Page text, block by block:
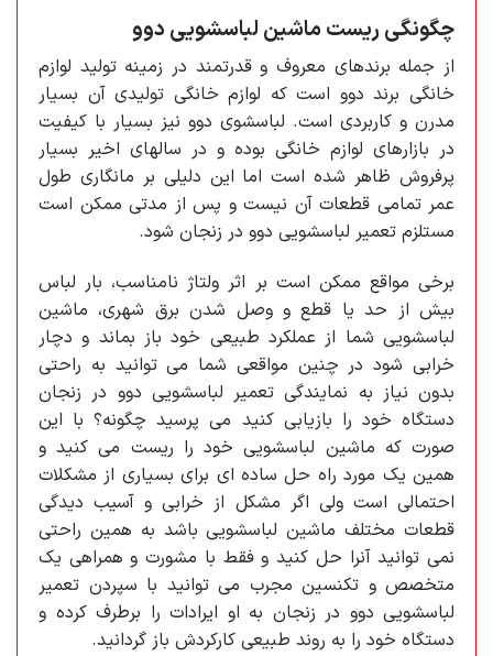
چگونگی ریست ماشین لباسشویی دوو
از جمله برندهای معروف و قدرتمند در زمینه تولید لوازم
خانگی برند دوو است که لوازم خانگی تولیدی آن بسیار
مدرن و کاربردی است. لباسشوی دوو نیز بسیار با کیفیت
در بازارهای لوازم خانگی بوده و در سالهای اخیر بسیار
پرفروش ظاهر شده است اما این دلیلی بر مانگاری طول
عمر تمامی قطعات آن نیست و پس از مدتی ممکن است
مستلزم تعمیر لباسشویی دوو در زنجان شود.
برخی مواقع ممکن است بر اثر ولتاژ نامناسب، بار لباس
بیش از حد یا قطع و وصل شدن برق شهری، ماشین
لباسشویی شما از عملکرد طبیعی خود باز بماند و دچار
خرابی شود در چنین مواقعی شما می توانید به راحتی
بدون نیاز به نمایندگی تعمیر لباسشویی دوو در زنجان
دستگاه خود را بازیابی کنید می پرسید چگونه؟ با این
صورت که ماشین لباسشویی خود را ریست می کنید و
همین یک مورد راه حل ساده ای برای بسیاری از مشکلات
احتمالی است ولی اگر مشکل از خرابی و آسیب دیدگی
قطعات مختلف ماشین لباسشویی باشد به همین راحتی
نمی توانید آنرا حل کنید و فقط با مشورت و همراهی یک
متخصص و تکنسین مجرب می توانید با سپردن تعمیر
لباسشویی دوو در زنجان به او ایرادات را برطرف کرده و
دستگاه خود را به روند طبیعی کارکردش باز گردانید.